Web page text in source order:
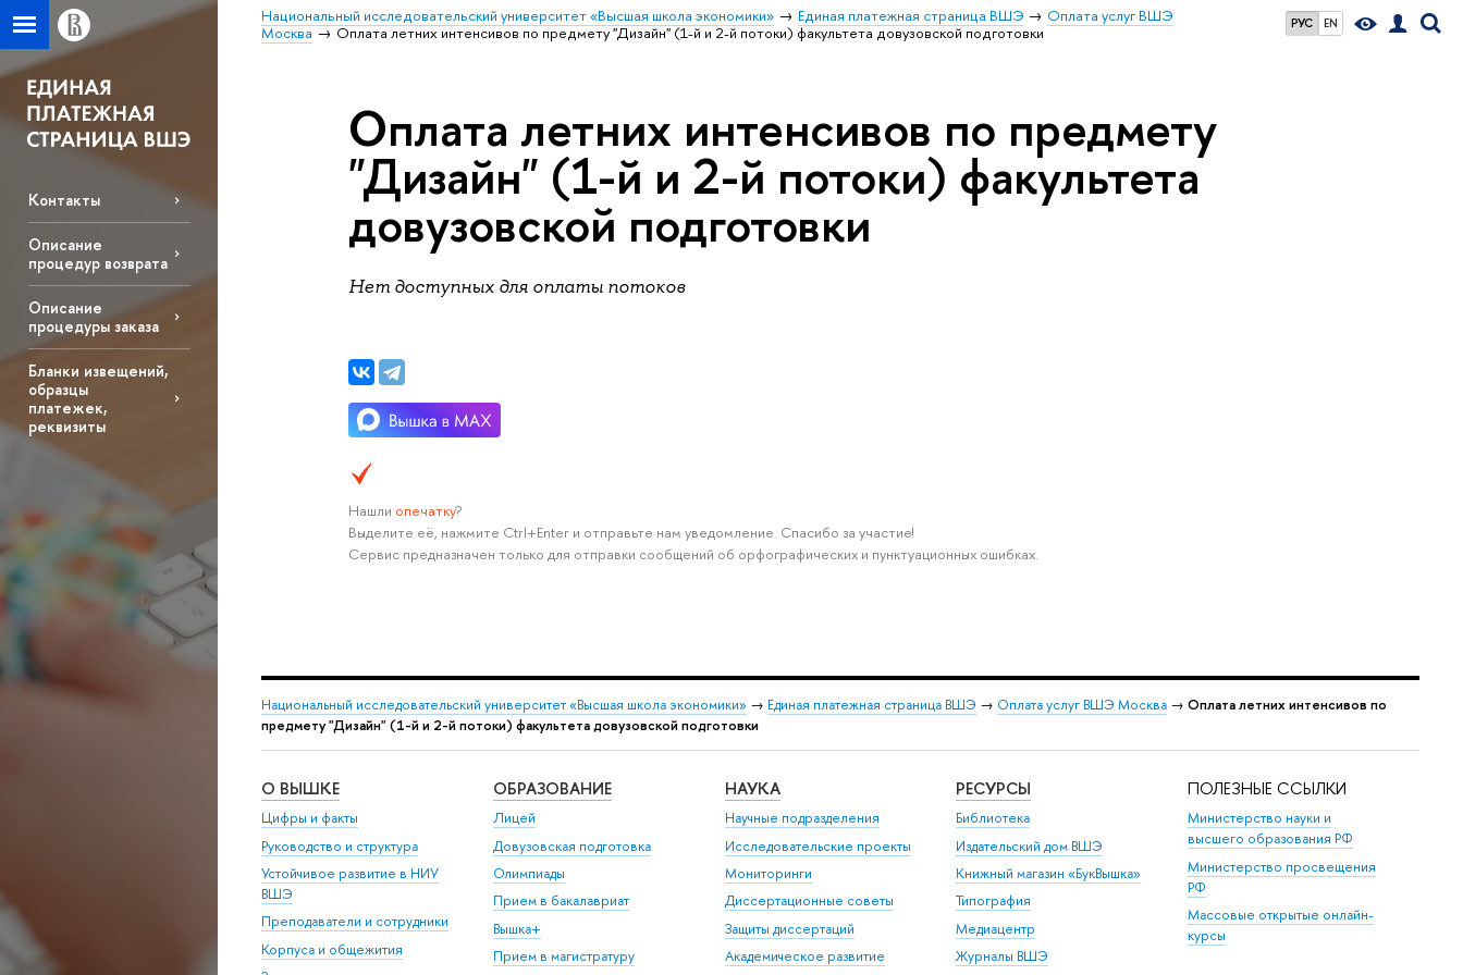
РУС EN
Национальный исследовательский университет «Высшая школа экономики» Единая платежная страница ВШЭ
Оплата услуг ВШЭ
Москва
Оплата летних интенсивов по предмету "Дизайн" (1-й и 2-й потоки) факультета довузовской подготовки
Контакты
Описание
процедур возврата
Описание
процедуры заказа
Бланки извещений,
образцы
платежек,
реквизиты
Оплата летних интенсивов по предмету
"Дизайн" (1-й и 2-й потоки) факультета
довузовской подготовки
Нет доступных для оплаты потоков
Нашли опечатку?
Выделите её, нажмите Ctrl+Enter и отправьте нам уведомление. Спасибо за участие!
Сервис предназначен только для отправки сообщений об орфографических и пунктуационных ошибках.
Национальный исследовательский университет «Высшая школа экономики» → Единая платежная страница ВШЭ → Оплата услуг ВШЭ Москва → Оплата летних интенсивов по
предмету "Дизайн" (1-й и 2-й потоки) факультета довузовской подготовки
О ВЫШКЕ
Цифры и факты
Руководство и структура
Устойчивое развитие в НИУ
ВШЭ
Преподаватели и сотрудники
Корпуса и общежития
ОБРАЗОВАНИЕ
Лицей
Довузовская подготовка
Олимпиады
Прием в бакалавриат
Вышка+
Прием в магистратуру
НАУКА
Научные подразделения
Исследовательские проекты
Мониторинги
Диссертационные советы
Защиты диссертаций
Академическое развитие
РЕСУРСЫ
Библиотека
Издательский дом ВШЭ
Книжный магазин «БукВышка»
Типография
Медиацентр
Журналы ВШЭ
ПОЛЕЗНЫЕ ССЫЛКИ
Министерство науки и
высшего образования РФ
Министерство просвещения
РФ
Массовые открытые онлайн-
курсы